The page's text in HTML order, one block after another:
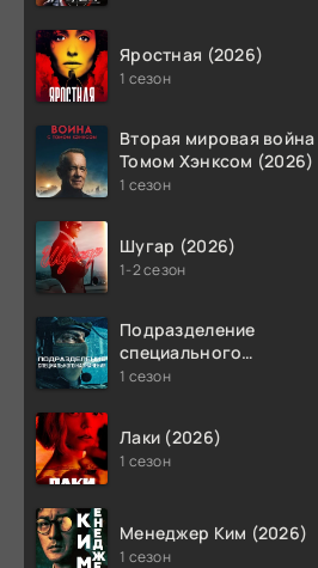
Яростная (2026)
1 сезон
Вторая мировая война
Томом Хэнксом (2026)
1 сезон
Шугар (2026)
1-2 сезон
Подразделение
специального
назначения (2026)
1 сезон
Лаки (2026)
1 сезон
Менеджер Ким (2026)
1 сезон